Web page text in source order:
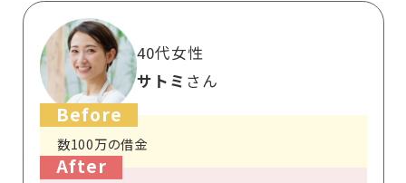
40代女性
サトミ
Before
数100万の借金
After